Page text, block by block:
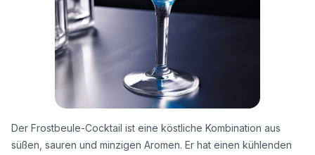
Der Frostbeule-Cocktail ist eine köstliche Kombination aus
süßen, sauren und minzigen Aromen. Er hat einen kühlenden